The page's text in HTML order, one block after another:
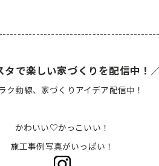
タで楽しい家づくりを配信中！
ク動線、家づくりアイデア配信中！
かわいい♡かっこいい！
施工事例写真がいっぱい！